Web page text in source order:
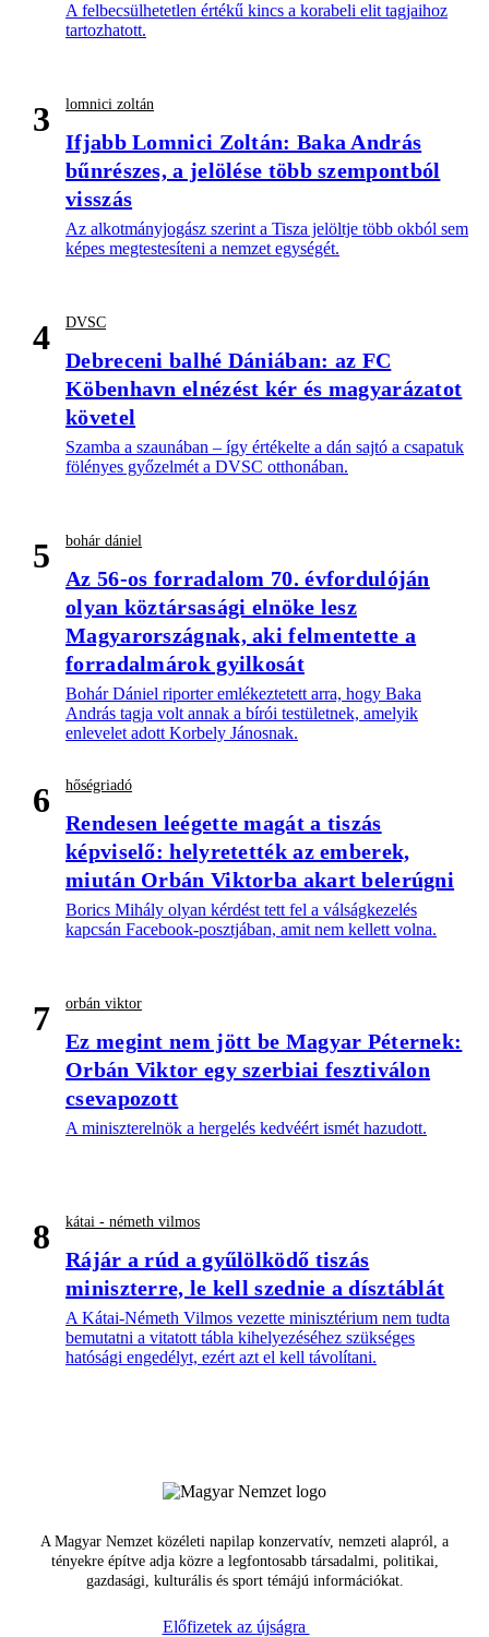
A felbecsülhetetlen értékű kincs a korabeli elit tagjaihoz
tartozhatott.
3 lomnici zoltán
Ifjabb Lomnici Zoltán: Baka András
bűnrészes, a jelölése több szempontból
visszás
Az alkotmányjogász szerint a Tisza jelöltje több okból sem
képes megtestesíteni a nemzet egységét.
4 DVSC
Debreceni balhé Dániában: az FC
Köbenhavn elnézést kér és magyarázatot
követel
Szamba a szaunában – így értékelte a dán sajtó a csapatuk
fölényes győzelmét a DVSC otthonában.
5 bohár dániel
Az 56-os forradalom 70. évfordulóján
olyan köztársasági elnöke lesz
Magyarországnak, aki felmentette a
forradalmárok gyilkosát
Bohár Dániel riporter emlékeztetett arra, hogy Baka
András tagja volt annak a bírói testületnek, amelyik
enlevelet adott Korbely Jánosnak.
6 hőségriadó
Rendesen leégette magát a tiszás
képviselő: helyretették az emberek,
miután Orbán Viktorba akart belerúgni
Borics Mihály olyan kérdést tett fel a válságkezelés
kapcsán Facebook-posztjában, amit nem kellett volna.
7 orbán viktor
Ez megint nem jött be Magyar Péternek:
Orbán Viktor egy szerbiai fesztiválon
csevapozott
A miniszterelnök a hergelés kedvéért ismét hazudott.
8 kátai - németh vilmos
Rájár a rúd a gyűlölködő tiszás
miniszterre, le kell szednie a dísztáblát
A Kátai-Németh Vilmos vezette minisztérium nem tudta
bemutatni a vitatott tábla kihelyezéséhez szükséges
hatósági engedélyt, ezért azt el kell távolítani.
A Magyar Nemzet közéleti napilap konzervatív, nemzeti alapról, a
tényekre építve adja közre a legfontosabb társadalmi, politikai,
gazdasági, kulturális és sport témájú információkat.
Előfizetek az újságra